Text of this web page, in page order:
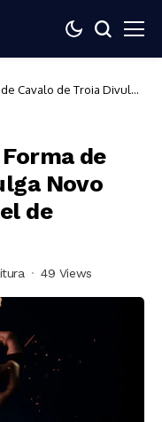
Cavalo de Troia Divulga
de
Novo
de
49 Views